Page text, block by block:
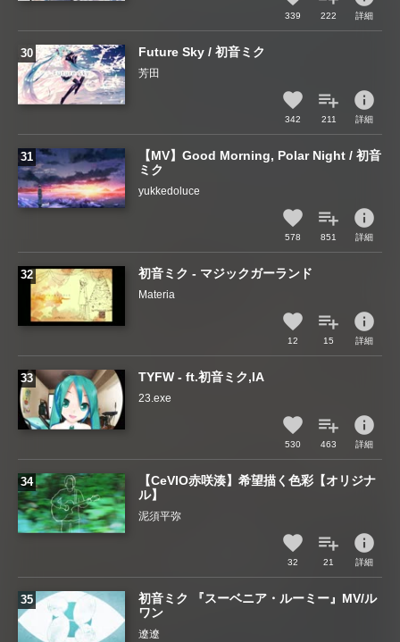
339 222 詳細
Future Sky / 初音ミク
芳田
342 211
info
詳細
【MV】Good Morning, Polar Night / 初音
ミク
yukkedoluce
578 851
info
詳細
初音ミク - マジックガーランド
Materia
12 15
info
詳細
TYFW - ft.初音ミク,IA
23.exe
530 463
info
詳細
【CeVIO赤咲湊】希望描く色彩【オリジナ
ル】
泥須平弥
32 21
info
詳細
初音ミク 『スーベニア・ルーミー』MV/ル
ワン
遼遼